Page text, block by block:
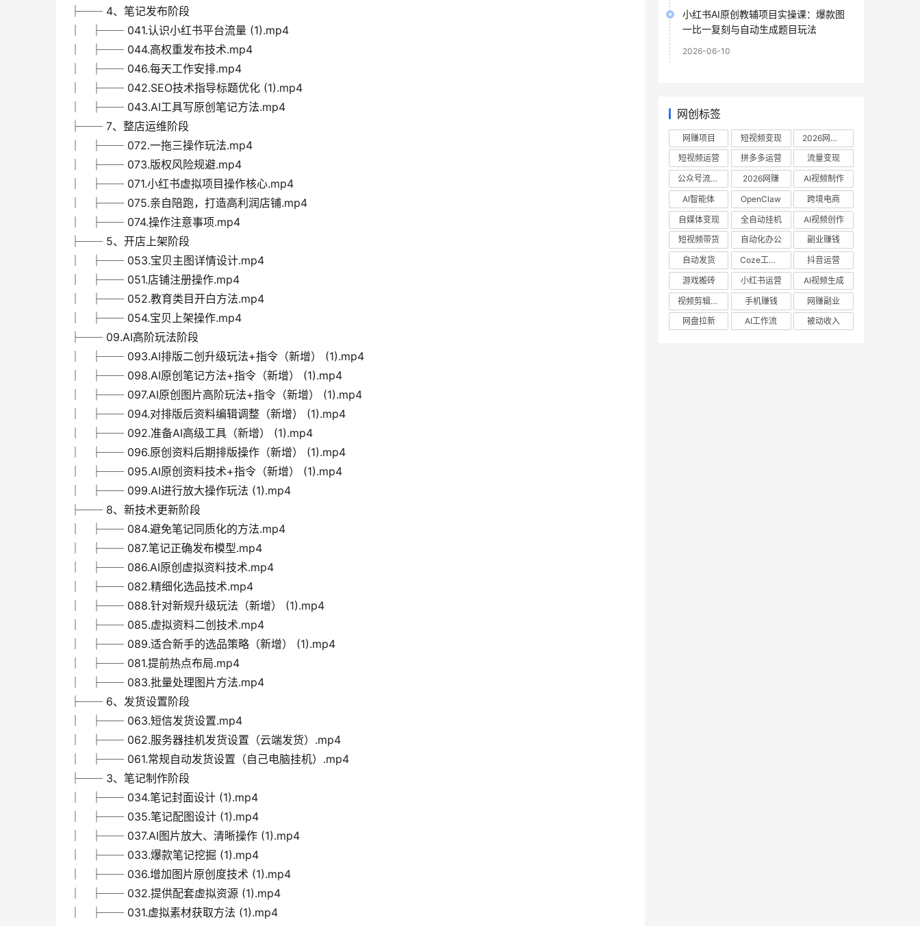
├── 4、笔记发布阶段
│ ├── 041.认识小红书平台流量 (1).mp4
│ ├── 044.高权重发布技术.mp4
│ ├── 046.每天工作安排.mp4
│ ├── 042.SEO技术指导标题优化 (1).mp4
│ ├── 043.AI工具写原创笔记方法.mp4
├── 7、整店运维阶段
│ ├── 072.一拖三操作玩法.mp4
│ ├── 073.版权风险规避.mp4
│ ├── 071.小红书虚拟项目操作核心.mp4
│ ├── 075.亲自陪跑，打造高利润店铺.mp4
│ ├── 074.操作注意事项.mp4
├── 5、开店上架阶段
│ ├── 053.宝贝主图详情设计.mp4
│ ├── 051.店铺注册操作.mp4
│ ├── 052.教育类目开白方法.mp4
│ ├── 054.宝贝上架操作.mp4
├── 09.AI高阶玩法阶段
│ ├── 093.AI排版二创升级玩法+指令（新增） (1).mp4
│ ├── 098.AI原创笔记方法+指令（新增） (1).mp4
│ ├── 097.AI原创图片高阶玩法+指令（新增） (1).mp4
│ ├── 094.对排版后资料编辑调整（新增） (1).mp4
│ ├── 092.准备AI高级工具（新增） (1).mp4
│ ├── 096.原创资料后期排版操作（新增） (1).mp4
│ ├── 095.AI原创资料技术+指令（新增） (1).mp4
│ ├── 099.AI进行放大操作玩法 (1).mp4
├── 8、新技术更新阶段
│ ├── 084.避免笔记同质化的方法.mp4
│ ├── 087.笔记正确发布模型.mp4
│ ├── 086.AI原创虚拟资料技术.mp4
│ ├── 082.精细化选品技术.mp4
│ ├── 088.针对新规升级玩法（新增） (1).mp4
│ ├── 085.虚拟资料二创技术.mp4
│ ├── 089.适合新手的选品策略（新增） (1).mp4
│ ├── 081.提前热点布局.mp4
│ ├── 083.批量处理图片方法.mp4
├── 6、发货设置阶段
│ ├── 063.短信发货设置.mp4
│ ├── 062.服务器挂机发货设置（云端发货）.mp4
│ ├── 061.常规自动发货设置（自己电脑挂机）.mp4
├── 3、笔记制作阶段
│ ├── 034.笔记封面设计 (1).mp4
│ ├── 035.笔记配图设计 (1).mp4
│ ├── 037.AI图片放大、清晰操作 (1).mp4
│ ├── 033.爆款笔记挖掘 (1).mp4
│ ├── 036.增加图片原创度技术 (1).mp4
│ ├── 032.提供配套虚拟资源 (1).mp4
│ ├── 031.虚拟素材获取方法 (1).mp4
小红书AI原创教辅项目实操课：爆款图
一比一复刻与自动生成题目玩法
2026-06-10
网创标签
网赚项目 短视频变现
2026网赚项目
短视频运营
拼多多运营
流量变现
公众号流量主
2026网赚
AI视频制作
AI智能体
OpenClaw
跨境电商
自媒体变现
全自动挂机
AI视频创作
短视频带货
自动化办公
副业赚钱
自动发货
Coze工作流
抖音运营
游戏搬砖
小红书运营
AI视频生成
视频剪辑教程
手机赚钱
网赚副业
网盘拉新
AI工作流 被动收入